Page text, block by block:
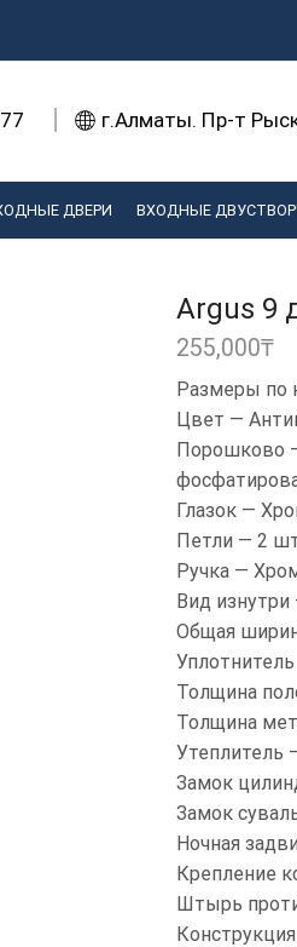
г.Алматы. Пр-т
ДВЕРИ ВХОДНЫЕ
Argus 9
255,000₸
Размеры по
Цвет —
Порошково
Глазок —
Петли — 2
Ручка —
Вид
Общая
Толщина
Толщина
Утеплитель
Замок
Замок
Ночная
Крепление
Штырь